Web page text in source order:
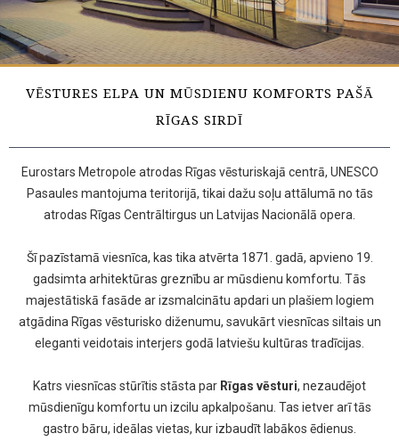
VĒSTURES ELPA UN MŪSDIENU KOMFORTS PAŠĀ
RĪGAS SIRDĪ
Eurostars Metropole atrodas Rīgas vēsturiskajā centrā, UNESCO
Pasaules mantojuma teritorijā, tikai dažu soļu attālumā no tās
atrodas Rīgas Centrāltirgus un Latvijas Nacionālā opera.
Šī pazīstamā viesnīca, kas tika atvērta 1871. gadā, apvieno 19.
gadsimta arhitektūras greznību ar mūsdienu komfortu. Tās
majestātiskā fasāde ar izsmalcinātu apdari un plašiem logiem
atgādina Rīgas vēsturisko diženumu, savukārt viesnīcas siltais un
eleganti veidotais interjers godā latviešu kultūras tradīcijas.
Katrs viesnīcas stūrītis stāsta par Rīgas vēsturi, nezaudējot
mūsdienīgu komfortu un izcilu apkalpošanu. Tas ietver arī tās
gastro bāru, ideālas vietas, kur izbaudīt labākos ēdienus.